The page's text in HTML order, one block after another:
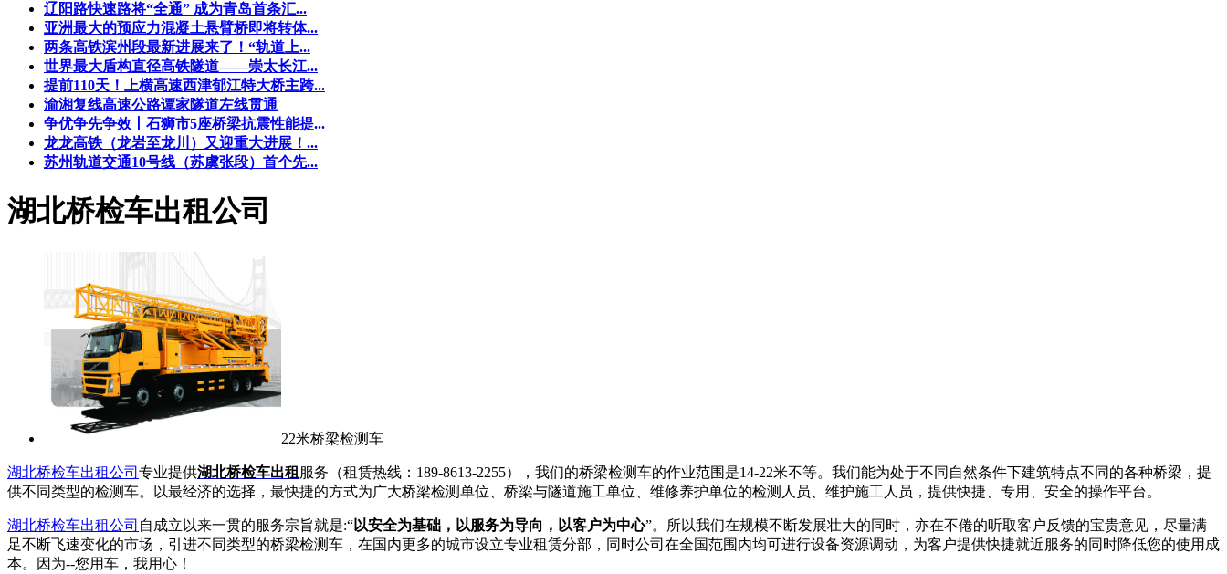
辽阳路快速路将“全通” 成为青岛首条汇...
亚洲最大的预应力混凝土悬臂桥即将转体...
两条高铁滨州段最新进展来了！“轨道上...
世界最大盾构直径高铁隧道——崇太长江...
提前110天！上横高速西津郁江特大桥主跨...
渝湘复线高速公路谭家隧道左线贯通
争优争先争效丨石狮市5座桥梁抗震性能提...
龙龙高铁（龙岩至龙川）又迎重大进展！...
苏州轨道交通10号线（苏虞张段）首个先...
湖北桥检车出租公司
22米桥梁检测车
湖北桥检车出租公司 专业提供湖北桥检车出租 服务（租赁热线：189-8613-2255），我们的桥梁检测车的作业范围是14-22米不等。我们能为处于不同自然条件下建筑特点不同的各种桥梁，提
供不同类型的检测车。以最经济的选择，最快捷的方式为广大桥梁检测单位、桥梁与隧道施工单位、维修养护单位的检测人员、维护施工人员，提供快捷、专用、安全的操作平台。
湖北桥检车出租公司 自成立以来一贯的服务宗旨就是:“以安全为基础，以服务为导向，以客户为中心”。所以我们在规模不断发展壮大的同时，亦在不倦的听取客户反馈的宝贵意见，尽量满
足不断飞速变化的市场，引进不同类型的桥梁检测车，在国内更多的城市设立专业租赁分部，同时公司在全国范围内均可进行设备资源调动，为客户提供快捷就近服务的同时降低您的使用成
本。因为--您用车，我用心！